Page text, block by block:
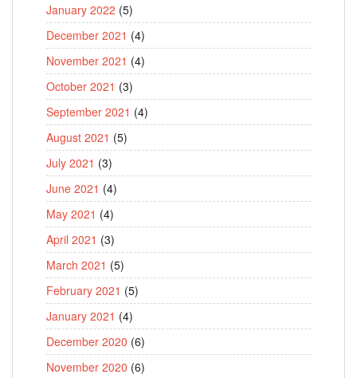
January 2022 (5)
December 2021 (4)
November 2021 (4)
October 2021 (3)
September 2021 (4)
August 2021 (5)
July 2021 (3)
June 2021 (4)
May 2021 (4)
April 2021 (3)
March 2021 (5)
February 2021 (5)
January 2021 (4)
December 2020 (6)
November 2020 (6)